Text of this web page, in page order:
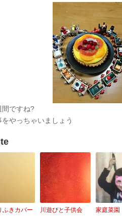
間ですね?
やっちゃいましょう
ふきカバー 川遊びと子供会 家庭菜園